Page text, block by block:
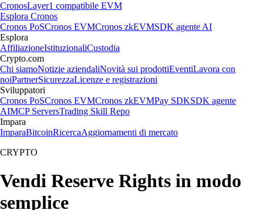
CronosLayer1 compatibile EVM
Esplora Cronos
Cronos PoSCronos EVMCronos zkEVMSDK agente AI
Esplora
AffiliazioneIstituzionaliCustodia
Crypto.com
Chi siamoNotizie aziendaliNovità sui prodottiEventiLavora con
noiPartnerSicurezzaLicenze e registrazioni
Sviluppatori
Cronos PoSCronos EVMCronos zkEVMPay SDKSDK agente
AIMCP ServersTrading Skill Repo
Impara
ImparaBitcoinRicercaAggiornamenti di mercato
CRYPTO
Vendi Reserve Rights in modo
semplice